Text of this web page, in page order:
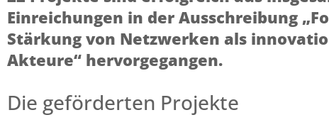
Einreichungen in der Ausschreibung
Stärkung von Netzwerken als
Akteure“ hervorgegangen.
Die geförderten Projekte